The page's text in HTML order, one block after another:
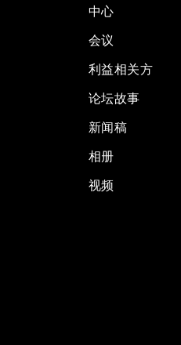
中心
会议
利益相关方
论坛故事
新闻稿
相册
视频